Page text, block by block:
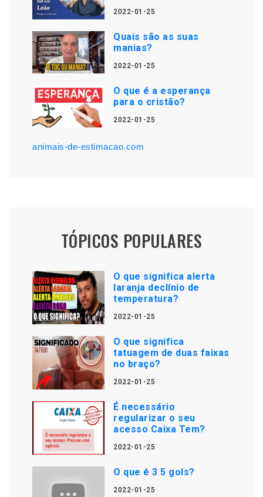
2022-01-25
Quais são as suas
manias?
2022-01-25
O que é a esperança
para o cristão?
2022-01-25
animais-de-estimacao.com
TÓPICOS POPULARES
O que significa alerta
laranja declínio de
temperatura?
2022-01-25
O que significa
tatuagem de duas faixas
no braço?
2022-01-25
É necessário
regularizar o seu
acesso Caixa Tem?
2022-01-25
O que é 3 5 gols?
2022-01-25